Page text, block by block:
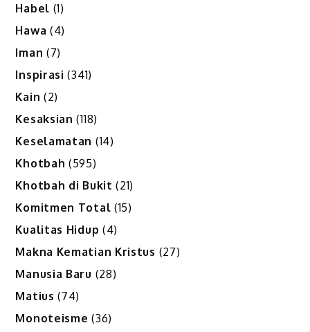
Habel (1)
Hawa (4)
Iman (7)
Inspirasi (341)
Kain (2)
Kesaksian (118)
Keselamatan (14)
Khotbah (595)
Khotbah di Bukit (21)
Komitmen Total (15)
Kualitas Hidup (4)
Makna Kematian Kristus (27)
Manusia Baru (28)
Matius (74)
Monoteisme (36)